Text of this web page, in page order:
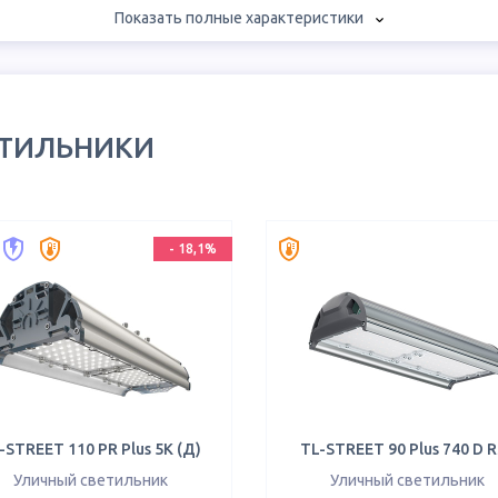
Показать полные характеристики
- 18,1%
STREET 110 PR Plus 5K (Д)
Уличный светильник
TL-STREET 90 Plus 740 D
Уличный светильник